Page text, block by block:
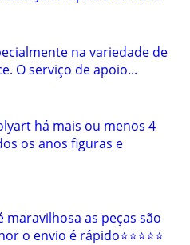
na variedade de
O serviço de apoio...
há mais ou menos 4
os anos figuras e
maravilhosa as peças são
o envio é rápido⭐️⭐️⭐️⭐️⭐️